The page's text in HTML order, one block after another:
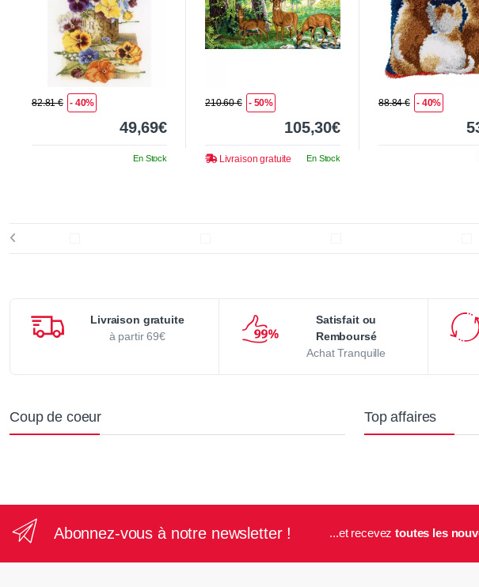
82.81 € - 40%
49,69€
En Stock
210.60 € - 50%
105,30€
Livraison gratuite En Stock
88.84 € - 40%
Livraison gratuite
à partir 69€
Satisfait ou
Remboursé
Achat Tranquille
Coup de coeur Top affaires
Abonnez-vous à notre newsletter ! ...et receveztoutes les